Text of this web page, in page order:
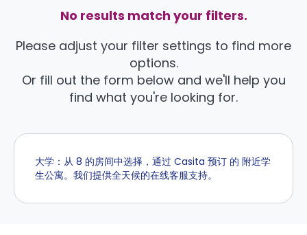
No results match your filters.
Please adjust your filter settings to find more
options.
Or fill out the form below and we'll help you
find what you're looking for.
大学：从 8 的房间中选择，通过 Casita 预订 的 附近学
生公寓。我们提供全天候的在线客服支持。